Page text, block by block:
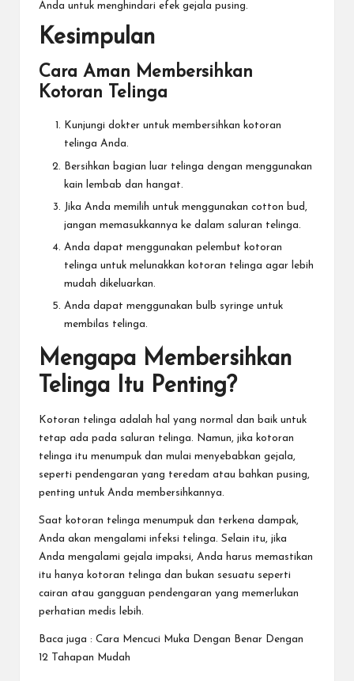
Anda untuk menghindari efek gejala pusing.
Kesimpulan
Cara Aman Membersihkan
Kotoran Telinga
Kunjungi dokter untuk membersihkan kotoran
telinga Anda.
Bersihkan bagian luar telinga dengan menggunakan
kain lembab dan hangat.
Jika Anda memilih untuk menggunakan cotton bud,
jangan memasukkannya ke dalam saluran telinga.
Anda dapat menggunakan pelembut kotoran
telinga untuk melunakkan kotoran telinga agar lebih
mudah dikeluarkan.
Anda dapat menggunakan bulb syringe untuk
membilas telinga.
Mengapa Membersihkan
Telinga Itu Penting?
Kotoran telinga adalah hal yang normal dan baik untuk
tetap ada pada saluran telinga. Namun, jika kotoran
telinga itu menumpuk dan mulai menyebabkan gejala,
seperti pendengaran yang teredam atau bahkan pusing,
penting untuk Anda membersihkannya.
Saat kotoran telinga menumpuk dan terkena dampak,
Anda akan mengalami infeksi telinga. Selain itu, jika
Anda mengalami gejala impaksi, Anda harus memastikan
itu hanya kotoran telinga dan bukan sesuatu seperti
cairan atau gangguan pendengaran yang memerlukan
perhatian medis lebih.
Baca juga : Cara Mencuci Muka Dengan Benar Dengan
12 Tahapan Mudah